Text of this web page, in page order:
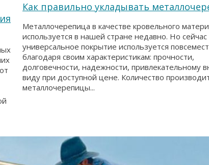
Как правильно укладывать
Металлочерепица в качестве кровельного
используется в нашей стране недавно. Но сейчас
универсальное покрытие используется
благодаря своим характеристикам: прочности,
долговечности, надежности, привлекательному
виду при доступной цене. Количество
металлочерепицы...